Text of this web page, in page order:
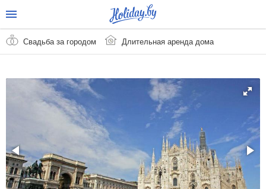
Свадьба за городом Длительная аренда дома